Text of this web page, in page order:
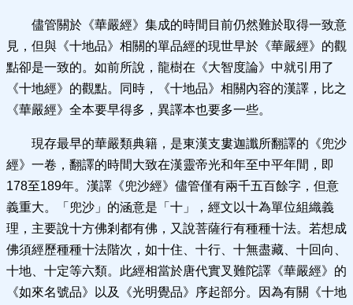
儘管關於《華嚴經》集成的時間目前仍然難於取得一致意
見，但與《十地品》相關的單品經的現世早於《華嚴經》的觀
點卻是一致的。如前所說，龍樹在《大智度論》中就引用了
《十地經》的觀點。同時，《十地品》相關內容的漢譯，比之
《華嚴經》全本要早得多，異譯本也要多一些。
現存最早的華嚴類典籍，是東漢支婁迦讖所翻譯的《兜沙
經》一卷，翻譯的時間大致在漢靈帝光和年至中平年間，即
178至189年。漢譯《兜沙經》儘管僅有兩千五百餘字，但意
義重大。「兜沙」的涵意是「十」，經文以十為單位組織義
理，主要說十方佛剎都有佛，又說菩薩行有種種十法。若想成
佛須經歷種種十法階次，如十住、十行、十無盡藏、十回向、
十地、十定等六類。此經相當於唐代實叉難陀譯《華嚴經》的
《如來名號品》以及《光明覺品》序起部分。因為有關《十地